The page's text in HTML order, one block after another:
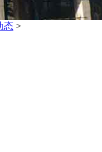
态 >